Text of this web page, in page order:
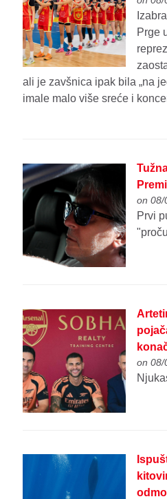
Prge
ali je zavšnica ipak bila „na
imale malo više sreće i
on 08/
Prvi
on 08/